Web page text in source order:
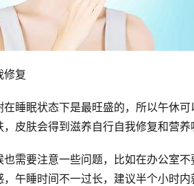
修复
在睡眠状态下是最旺盛的，所以午休
皮肤会得到滋养自行自我修复和营养
需要注意一些问题，比如在办公室
，午睡时间不一过长，建议半个小时